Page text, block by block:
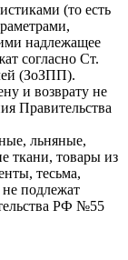
(то есть
надлежащее
согласно Ст.
(ЗоЗПП).
и возврату не
Правительства
льняные,
ткани, товары из
тесьма,
подлежат
РФ №55